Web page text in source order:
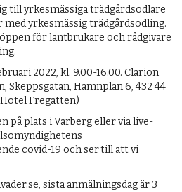
till yrkesmässiga trädgårdsodlare
yrkesmässig trädgårdsodling.
för lantbrukare och rådgivare
2022, kl. 9.00-16.00. Clarion
Hamnplan 6, 432 44
Fregatten)
på plats i Varberg eller via live-
covid-19 och ser till att vi
sista anmälningsdag är 3